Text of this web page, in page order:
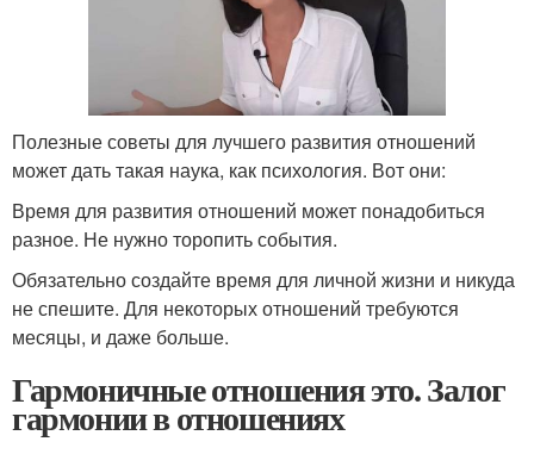
Полезные советы для лучшего развития отношений
может дать такая наука, как психология. Вот они:
Время для развития отношений может понадобиться
разное. Не нужно торопить события.
Обязательно создайте время для личной жизни и никуда
не спешите. Для некоторых отношений требуются
месяцы, и даже больше.
Гармоничные отношения это. Залог
гармонии в отношениях